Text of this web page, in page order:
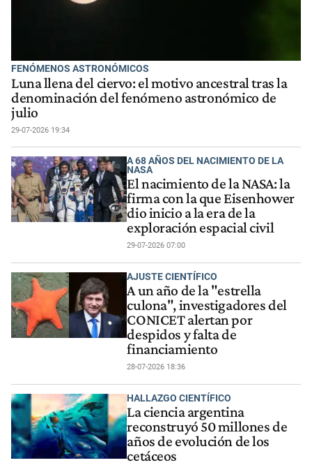
FENÓMENOS ASTRONÓMICOS
Luna llena del ciervo: el motivo ancestral tras la
denominación del fenómeno astronómico de
julio
29-07-2026 19:34
A 68 AÑOS DEL NACIMIENTO DE LA
NASA
El nacimiento de la NASA: la
firma con la que Eisenhower
dio inicio a la era de la
exploración espacial civil
29-07-2026 07:00
AJUSTE CIENTÍFICO
A un año de la "estrella
culona", investigadores del
CONICET alertan por
despidos y falta de
financiamiento
28-07-2026 18:36
HALLAZGO CIENTÍFICO
La ciencia argentina
reconstruyó 50 millones de
años de evolución de los
cetáceos